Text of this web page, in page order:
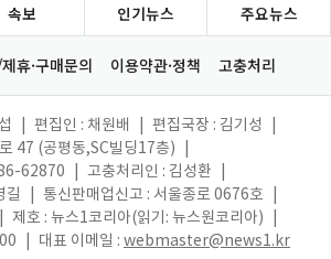
속보 인기뉴스 주요뉴스
휴·구매문의 이용약관·정책 고충처리
편집인 : 채원배 편집국장 : 김기성
47 (공평동,SC빌딩17층)
62870
고충처리인 : 김성환
길
통신판매업신고 : 서울종로 0676호
제호 : 뉴스1코리아(읽기: 뉴스원코리아)
대표 이메일 : webmaster@news1.kr